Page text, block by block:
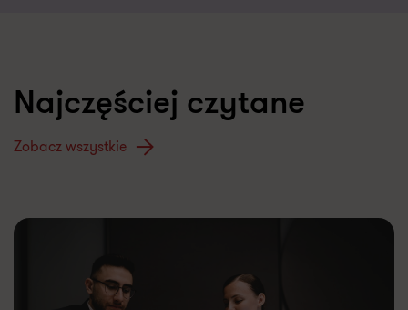
Najczęściej czytane
Zobacz wszystkie